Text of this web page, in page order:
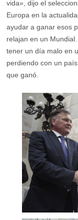
vida», dijo el
Europa en la
ayudar a ganar esos
relajan en un
tener un día malo en
perdiendo con un
que ganó.